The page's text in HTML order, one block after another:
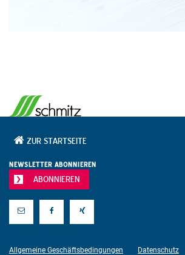
ZUR STARTSEITE
NEWSLETTER ABONNIEREN
ABONNIEREN
Allgemeine Geschäftsbedingungen Datenschutz